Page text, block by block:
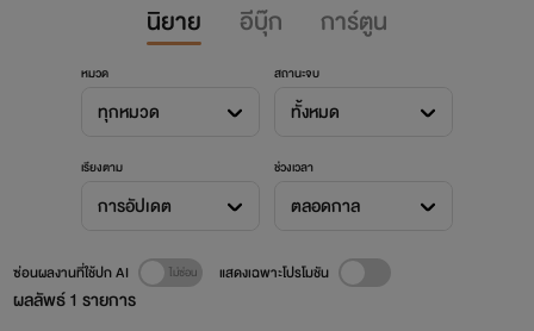
นิยาย อีบุ๊ก การ์ตูน
หมวด
ทุกหมวด
สถานะจบ
ทั้งหมด
เรียงตาม
การอัปเดต
ช่วงเวลา
ตลอดกาล
ผลลัพธ์1 รายการ
ซ่อนผลงานที่ใช้ปก AI แสดงเฉพาะโปรโมชัน